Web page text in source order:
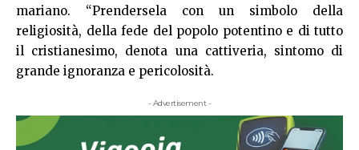
mariano. “Prendersela con un simbolo della
religiosità, della fede del popolo potentino e di tutto
il cristianesimo, denota una cattiveria, sintomo di
grande ignoranza e pericolosità.
- Advertisement -